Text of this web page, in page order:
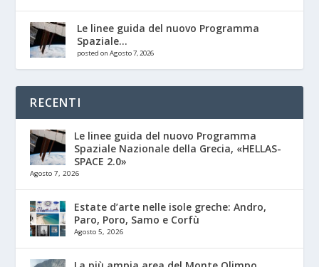
Le linee guida del nuovo Programma
Spaziale...
posted on Agosto 7, 2026
RECENTI
Le linee guida del nuovo Programma
Spaziale Nazionale della Grecia, «HELLAS-
SPACE 2.0»
Agosto 7, 2026
Estate d’arte nelle isole greche: Andro,
Paro, Poro, Samo e Corfù
Agosto 5, 2026